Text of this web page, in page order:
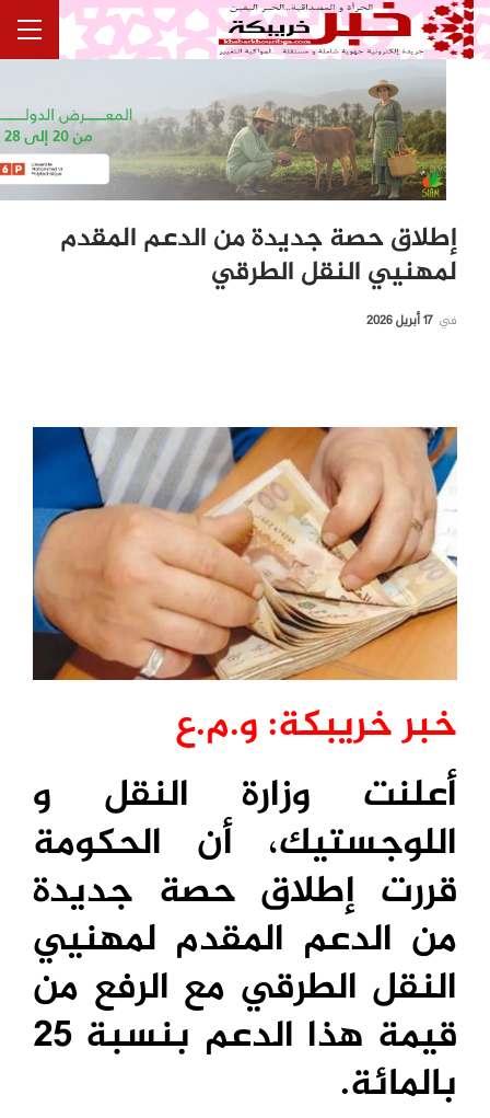
إطلاق حصة جديدة من الدعم المقدم
لمهنيي النقل الطرقي
في 17 أبريل 2026
خبر خريبكة: و.م.ع
أعلنت وزارة النقل و
اللوجستيك، أن الحكومة
قررت إطلاق حصة جديدة
من الدعم المقدم لمهنيي
النقل الطرقي مع الرفع من
قيمة هذا الدعم بنسبة 25
بالمائة.